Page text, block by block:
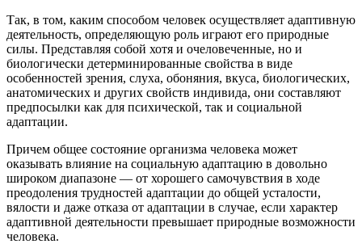
Так, в том, каким способом человек осуществляет адаптивную
деятельность, определяющую роль играют его природные
силы. Представляя собой хотя и очеловеченные, но и
биологически детерминированные свойства в виде
особенностей зрения, слуха, обоняния, вкуса, биологических,
анатомических и других свойств индивида, они составляют
предпосылки как для психической, так и социальной
адаптации.
Причем общее состояние организма человека может
оказывать влияние на социальную адаптацию в довольно
широком диапазоне — от хорошего самочувствия в ходе
преодоления трудностей адаптации до общей усталости,
вялости и даже отказа от адаптации в случае, если характер
адаптивной деятельности превышает природные возможности
человека.